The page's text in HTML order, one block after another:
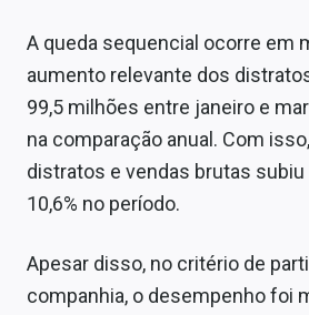
Conteúdo de Marca
Sobre
Expediente
Contato
A queda sequencial ocorre em
aumento relevante dos
99,5 milhões entre janeiro e
na comparação anual. Com
distratos e vendas brutas subiu
10,6% no período.
Apesar disso, no critério de
companhia, o desempenho foi